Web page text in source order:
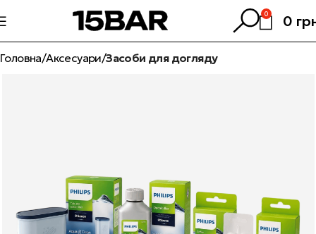
0 0
Головна Аксесуари Засоби для догляду